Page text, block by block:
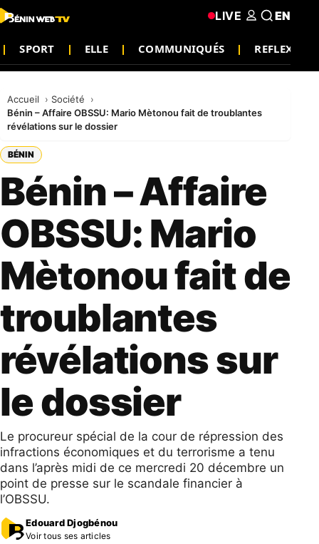
SPORT ELLE COMMUNIQUÉS REFLEXION
LIVE EN
Accueil
Société
Bénin – Affaire OBSSU: Mario Mètonou fait de troublantes
révélations sur le dossier
BÉNIN
Bénin – Affaire
OBSSU: Mario
Mètonou fait de
troublantes
révélations sur
le dossier
Le procureur spécial de la cour de répression des
infractions économiques et du terrorisme a tenu
dans l’après midi de ce mercredi 20 décembre un
point de presse sur le scandale financier à
l’OBSSU.
Edouard Djogbénou
Voir tous ses articles